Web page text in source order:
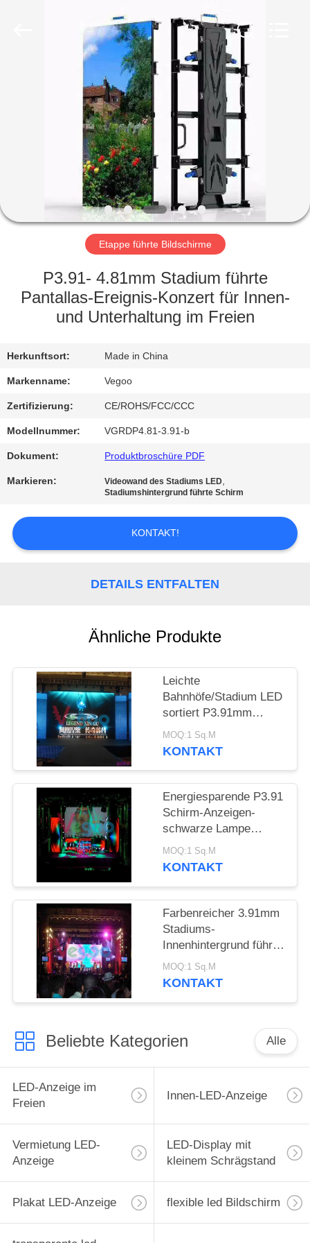
PRODUKTE
ÜBER
WERKSBESICHTIGUNG
KONTAKT
MIT
UNS
BITTE
UM
EIN
ANGEBOT
PRIVACY
POLICY
Etappe führte Bildschirme
P3.91- 4.81mm Stadium führte
Pantallas-Ereignis-Konzert für Innen-
und Unterhaltung im Freien
Herkunftsort: Made in China
Markenname: Vegoo
Zertifizierung: CE/ROHS/FCC/CCC
Modellnummer: VGRDP4.81-3.91-b
Dokument: Produktbroschüre PDF
Markieren: Videowand des Stadiums LED,
Stadiumshintergrund führte Schirm
KONTAKT!
DETAILS ENTFALTEN
Ähnliche Produkte
Leichte
Bahnhöfe/Stadium LED
sortiert P3.91mm
65536 Pixel/M2 aus
MOQ:1 Sq.M
KONTAKT
Energiesparende P3.91
Schirm-Anzeigen-
schwarze Lampe
1R1G1B/SMD2121 des
Stadiums-LED
MOQ:1 Sq.M
KONTAKT
Farbenreicher 3.91mm
Stadiums-
Innenhintergrund führte
Anzeigen-
Großleinwand 1000cd/
MOQ:1 Sq.M
KONTAKT
Beliebte Kategorien Alle
LED-Anzeige im
Freien
Innen-LED-Anzeige
Vermietung LED-
Anzeige
LED-Display mit
kleinem Schrägstand
Plakat LED-Anzeige flexible led Bildschirm